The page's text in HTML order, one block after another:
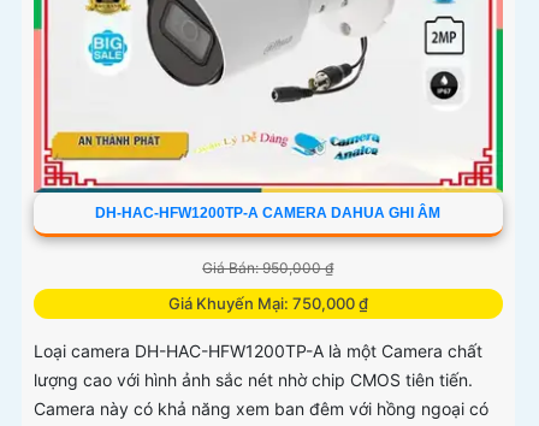
DH-HAC-HFW1200TP-A CAMERA DAHUA GHI ÂM
Giá Bán: 950,000 ₫
Giá Khuyến Mại: 750,000 ₫
Loại camera DH-HAC-HFW1200TP-A là một Camera chất
lượng cao với hình ảnh sắc nét nhờ chip CMOS tiên tiến.
Camera này có khả năng xem ban đêm với hồng ngoại có